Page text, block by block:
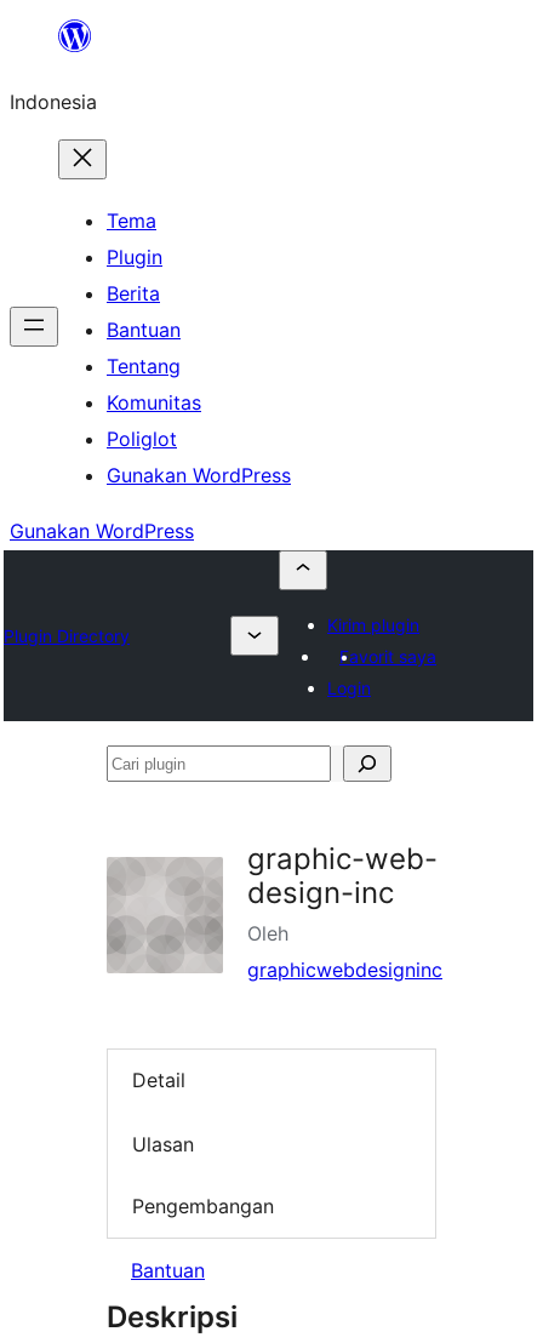
Lewati
konten
Indonesia
Tema
Plugin
Berita
Bantuan
Tentang
Komunitas
Poliglot
Gunakan WordPress
Gunakan WordPress
Plugin Directory
Kirim plugin
Favorit saya
Login
Cari
graphic-web-
design-inc
Oleh
graphicwebdesigninc
Detail
Ulasan
Pengembangan
Bantuan
Deskripsi